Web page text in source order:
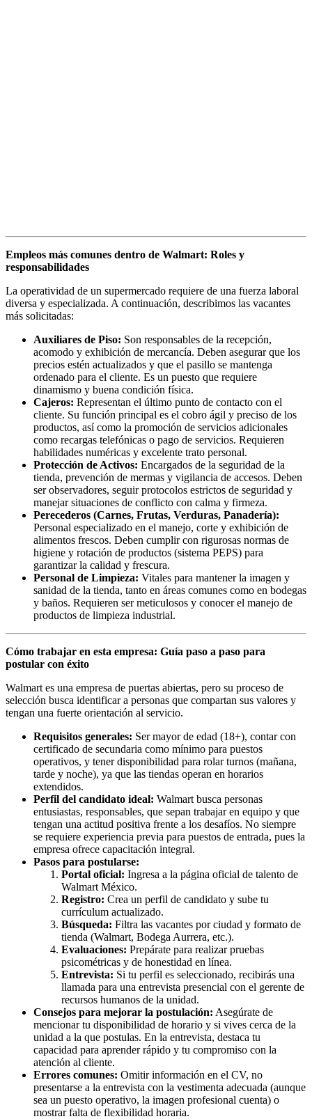
Empleos más comunes dentro de Walmart: Roles y
responsabilidades
La operatividad de un supermercado requiere de una fuerza laboral
diversa y especializada. A continuación, describimos las vacantes
más solicitadas:
Auxiliares de Piso: Son responsables de la recepción,
acomodo y exhibición de mercancía. Deben asegurar que los
precios estén actualizados y que el pasillo se mantenga
ordenado para el cliente. Es un puesto que requiere
dinamismo y buena condición física.
Cajeros: Representan el último punto de contacto con el
cliente. Su función principal es el cobro ágil y preciso de los
productos, así como la promoción de servicios adicionales
como recargas telefónicas o pago de servicios. Requieren
habilidades numéricas y excelente trato personal.
Protección de Activos: Encargados de la seguridad de la
tienda, prevención de mermas y vigilancia de accesos. Deben
ser observadores, seguir protocolos estrictos de seguridad y
manejar situaciones de conflicto con calma y firmeza.
Perecederos (Carnes, Frutas, Verduras, Panadería):
Personal especializado en el manejo, corte y exhibición de
alimentos frescos. Deben cumplir con rigurosas normas de
higiene y rotación de productos (sistema PEPS) para
garantizar la calidad y frescura.
Personal de Limpieza: Vitales para mantener la imagen y
sanidad de la tienda, tanto en áreas comunes como en bodegas
y baños. Requieren ser meticulosos y conocer el manejo de
productos de limpieza industrial.
Cómo trabajar en esta empresa: Guía paso a paso para
postular con éxito
Walmart es una empresa de puertas abiertas, pero su proceso de
selección busca identificar a personas que compartan sus valores y
tengan una fuerte orientación al servicio.
Requisitos generales: Ser mayor de edad (18+), contar con
certificado de secundaria como mínimo para puestos
operativos, y tener disponibilidad para rolar turnos (mañana,
tarde y noche), ya que las tiendas operan en horarios
extendidos.
Perfil del candidato ideal: Walmart busca personas
entusiastas, responsables, que sepan trabajar en equipo y que
tengan una actitud positiva frente a los desafíos. No siempre
se requiere experiencia previa para puestos de entrada, pues la
empresa ofrece capacitación integral.
Pasos para postularse:
Portal oficial: Ingresa a la página oficial de talento de
Walmart México.
Registro: Crea un perfil de candidato y sube tu
currículum actualizado.
Búsqueda: Filtra las vacantes por ciudad y formato de
tienda (Walmart, Bodega Aurrera, etc.).
Evaluaciones: Prepárate para realizar pruebas
psicométricas y de honestidad en línea.
Entrevista: Si tu perfil es seleccionado, recibirás una
llamada para una entrevista presencial con el gerente de
recursos humanos de la unidad.
Consejos para mejorar la postulación: Asegúrate de
mencionar tu disponibilidad de horario y si vives cerca de la
unidad a la que postulas. En la entrevista, destaca tu
capacidad para aprender rápido y tu compromiso con la
atención al cliente.
Errores comunes: Omitir información en el CV, no
presentarse a la entrevista con la vestimenta adecuada (aunque
sea un puesto operativo, la imagen profesional cuenta) o
mostrar falta de flexibilidad horaria.